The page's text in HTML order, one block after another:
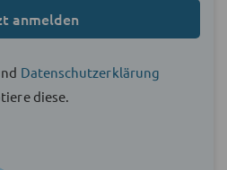
anmelden
Datenschutzerklärung
diese.